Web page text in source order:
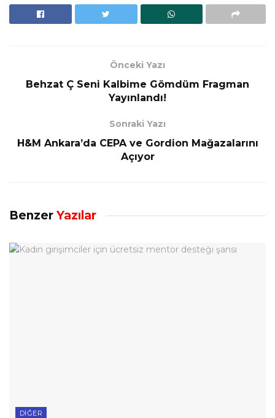
Önceki Yazı
Behzat Ç Seni Kalbime Gömdüm Fragman
Yayınlandı!
Sonraki Yazı
H&M Ankara’da CEPA ve Gordion Mağazalarını
Açıyor
Benzer Yazılar
DIĞER